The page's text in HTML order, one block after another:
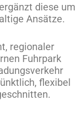
diese um
Ansätze.
regionaler
Fuhrpark
flexibel